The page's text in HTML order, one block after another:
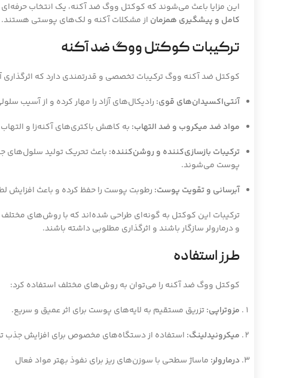
این مزایا باعث می‌شوند که کوکتل ووگ ضد آکنه، یک انتخاب حرفه‌ای
کامل و پیشگیری همزمان از مشکلات آکنه و لک‌های پوستی هستند.
ترکیبات کوکتل ووگ ضد آکنه
کوکتل ضد آکنه ووگ ترکیبات تخصصی و قدرتمندی دارد که
آنتی‌اکسیدان‌های قوی: رادیکال‌های آزاد را مهار کرده و از آسیب
مواد ضد میکروب و ضد التهاب: به کاهش باکتری‌های آکنه‌زا و
ترکیبات بازسازی‌کننده و روشن‌کننده: باعث تحریک تولید سلول‌های
پوست می‌شوند.
آبرسانی و تقویت پوست: رطوبت پوست را حفظ کرده و باعث افزایش
ترکیبات این کوکتل به گونه‌ای طراحی شده‌اند که با روش‌های مختلف
و درمارولر سازگار باشند و اثرگذاری مطلوبی داشته باشند.
طرز استفاده
کوکتل ووگ ضد آکنه را می‌توان به روش‌های مختلف استفاده کرد:
مزوتراپی:تزریق مستقیم به لایه‌های پوست برای اثر عمیق و سریع.
میکرونیدلینگ: استفاده از دستگاه‌های مخصوص برای افزایش جذب
درمارولر: ماساژ سطحی با سوزن‌های ریز برای نفوذ بهتر مواد فعال